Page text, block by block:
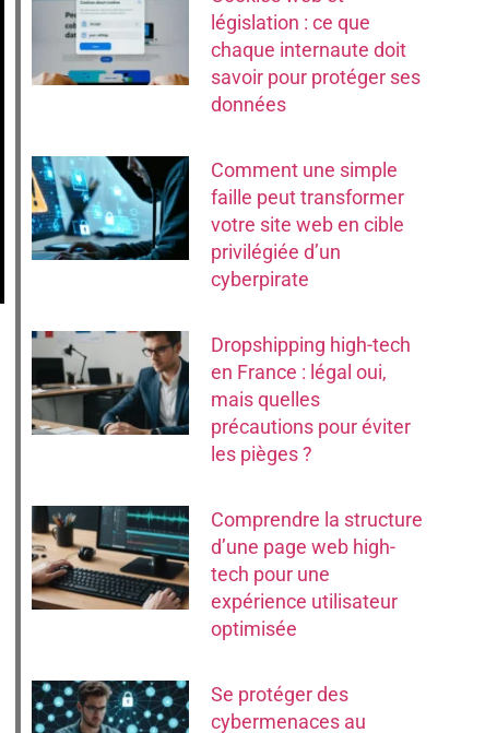
législation : ce que
chaque internaute doit
savoir pour protéger ses
données
Comment une simple
faille peut transformer
votre site web en cible
privilégiée d’un
cyberpirate
Dropshipping high-tech
en France : légal oui,
mais quelles
précautions pour éviter
les pièges ?
Comprendre la structure
d’une page web high-
tech pour une
expérience utilisateur
optimisée
Se protéger des
cybermenaces au